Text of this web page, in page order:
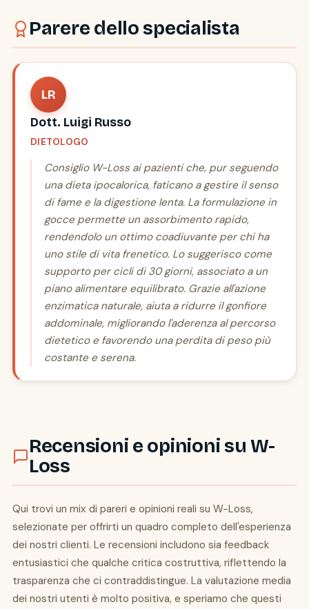
Parere dello specialista
LR
Dott. Luigi Russo
DIETOLOGO
Consiglio W-Loss ai pazienti che, pur seguendo
una dieta ipocalorica, faticano a gestire il senso
di fame e la digestione lenta. La formulazione in
gocce permette un assorbimento rapido,
rendendolo un ottimo coadiuvante per chi ha
uno stile di vita frenetico. Lo suggerisco come
supporto per cicli di 30 giorni, associato a un
piano alimentare equilibrato. Grazie all'azione
enzimatica naturale, aiuta a ridurre il gonfiore
addominale, migliorando l'aderenza al percorso
dietetico e favorendo una perdita di peso più
costante e serena.
Recensioni e opinioni su W-
Loss
Qui trovi un mix di pareri e opinioni reali su W-Loss,
selezionate per offrirti un quadro completo dell'esperienza
dei nostri clienti. Le recensioni includono sia feedback
entusiastici che qualche critica costruttiva, riflettendo la
trasparenza che ci contraddistingue. La valutazione media
dei nostri utenti è molto positiva, e speriamo che questi